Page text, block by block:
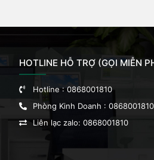
HOTLINE HỖ TRỢ (GỌI MIỄN
Hotline :0868001810
Phòng Kinh Doanh : 0868001810
Liên lạc zalo: 0868001810